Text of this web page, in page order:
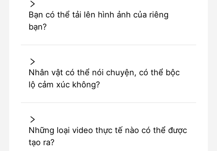
Bạn có thể tải lên hình ảnh của riêng
bạn?
Nhân vật có thể nói chuyện, có thể bộc
lộ cảm xúc không?
Những loại video thực tế nào có thể được
tạo ra?